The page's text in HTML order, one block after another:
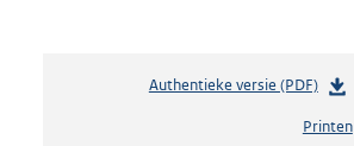
Authentieke versie (PDF)b
s
Printen